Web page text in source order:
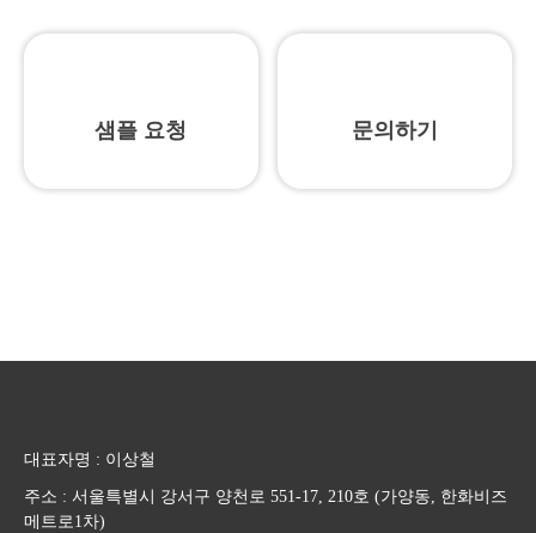
샘플 요청 문의하기
대표자명 : 이상철
주소 : 서울특별시 강서구 양천로 551-17, 210호 (가양동, 한화비즈
메트로1차)